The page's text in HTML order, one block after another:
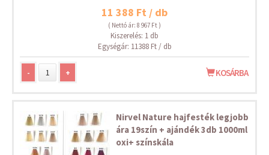
11 388 Ft / db
( Nettó ár: 8 967 Ft )
Kiszerelés: 1 db
Egységár: 11388 Ft / db
- + KOSÁRBA
Nirvel Nature hajfesték legjobb
ára 19szín + ajándék 3db 1000ml
oxi+ színskála